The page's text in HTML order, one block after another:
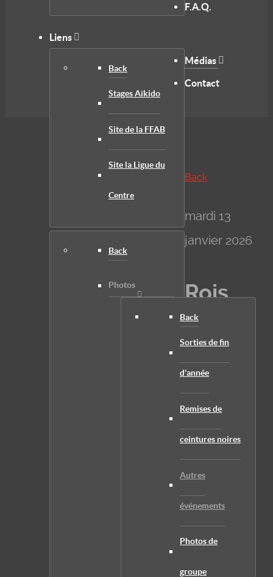
F.A.Q.
Liens
Back
Stages Aïkido
Site de la FFAB
Site la Ligue du
Centre
Médias
Back
Photos
Back
Sorties de fin
d'année
Remises de
ceintures noires
Autres
événements
Photos de
groupe
Contact
Back
mardi 13
janvier 2026
Rois
et
reines
du